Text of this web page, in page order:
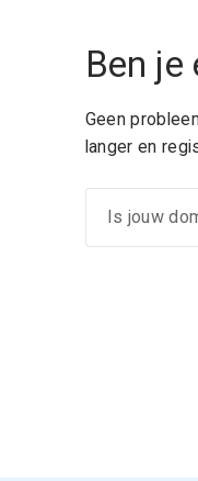
Ben
Geen
langer en